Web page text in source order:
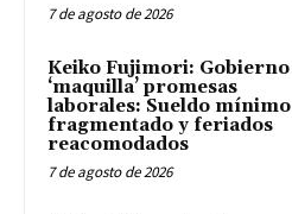
7 de agosto de 2026
Keiko Fujimori: Gobierno
‘maquilla’ promesas
laborales: Sueldo mínimo
fragmentado y feriados
reacomodados
7 de agosto de 2026